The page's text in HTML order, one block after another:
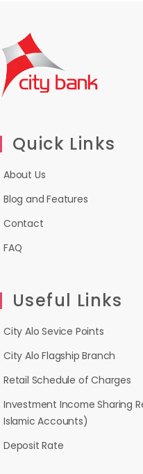
Quick Links
About Us
Blog and Features
Contact
FAQ
Useful Links
City Alo Sevice Points
City Alo Flagship Branch
Retail Schedule of Charges
Investment Income Sharing
Islamic Accounts)
Deposit Rate